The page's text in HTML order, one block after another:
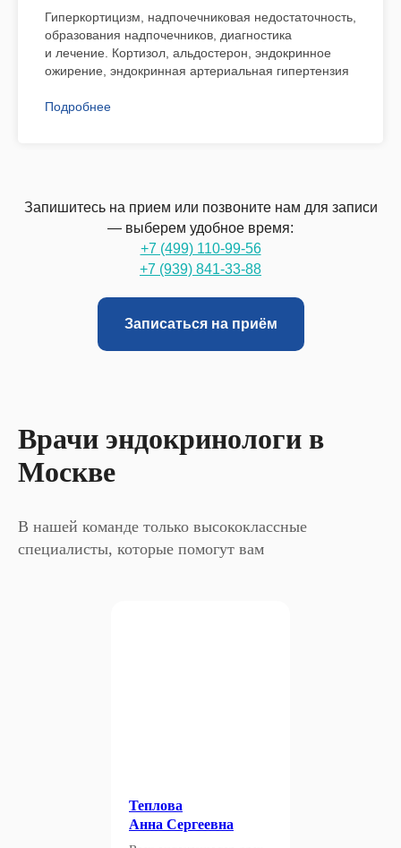
Гиперкортицизм, надпочечниковая недостаточность,
образования надпочечников, диагностика
и лечение. Кортизол, альдостерон, эндокринное
ожирение, эндокринная артериальная гипертензия
Подробнее
Запишитесь на прием или позвоните нам для записи
— выберем удобное время:
+7 (499) 110-99-56
+7 (939) 841-33-88
Записаться на приём
Врачи эндокринологи в
Москве
В нашей команде только высококлассные
специалисты, которые помогут вам
Теплова
Анна Сергеевна